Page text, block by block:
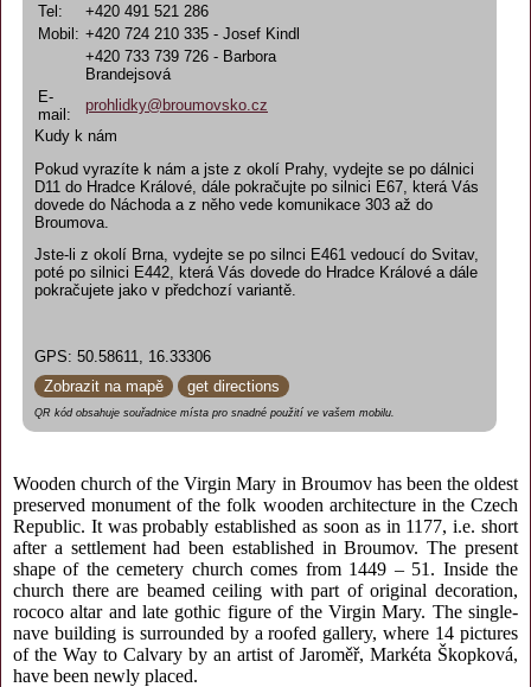
Tel:
+420 491 521 286
Mobil: +420 724 210 335 - Josef Kindl
+420 733 739 726 - Barbora
Brandejsová
E-
mail:
prohlidky@broumovsko.cz
Kudy k nám
Pokud vyrazíte k nám a jste z okolí Prahy, vydejte se po dálnici
D11 do Hradce Králové, dále pokračujte po silnici E67, která Vás
dovede do Náchoda a z něho vede komunikace 303 až do
Broumova.
Jste-li z okolí Brna, vydejte se po silnci E461 vedoucí do Svitav,
poté po silnici E442, která Vás dovede do Hradce Králové a dále
pokračujete jako v předchozí variantě.
GPS: 50.58611, 16.33306
Zobrazit na mapě
get directions
QR kód obsahuje souřadnice místa pro snadné použití ve vašem mobilu.
Wooden church of the Virgin Mary in Broumov has been the oldest
preserved monument of the folk wooden architecture in the Czech
Republic. It was probably established as soon as in 1177, i.e. short
after a settlement had been established in Broumov. The present
shape of the cemetery church comes from 1449 – 51. Inside the
church there are beamed ceiling with part of original decoration,
rococo altar and late gothic figure of the Virgin Mary. The single-
nave building is surrounded by a roofed gallery, where 14 pictures
of the Way to Calvary by an artist of Jaroměř, Markéta Škopková,
have been newly placed.